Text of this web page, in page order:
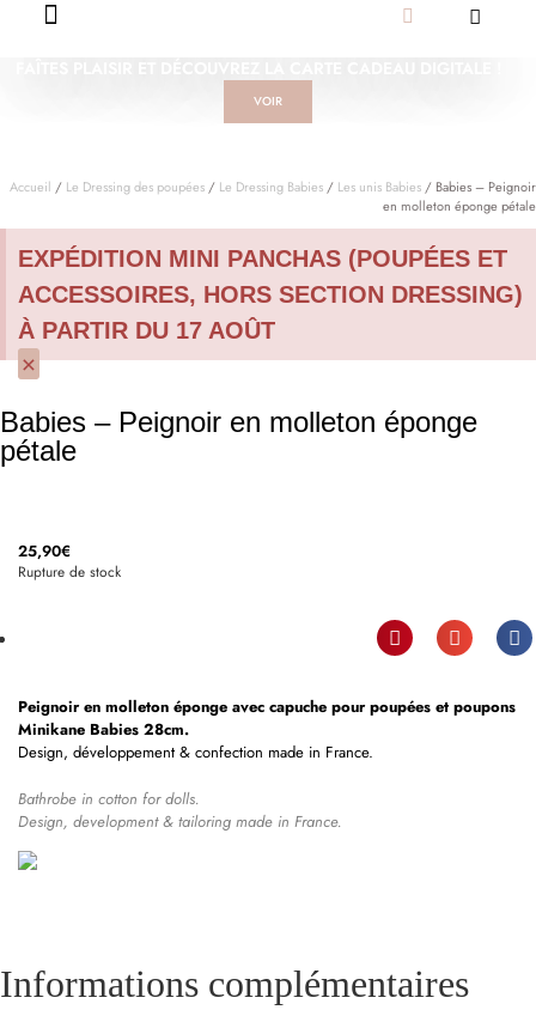
VOIR
Accueil / Le Dressing des poupées / Le Dressing Babies / Les unis Babies / Babies – Peignoir
en molleton éponge pétale
EXPÉDITION MINI PANCHAS (POUPÉES ET
ACCESSOIRES, HORS SECTION DRESSING)
À PARTIR DU 17 AOÛT
×
Babies – Peignoir en molleton éponge
pétale
25,90€
Rupture de stock
Peignoir en molleton éponge avec capuche pour poupées et poupons
Minikane Babies 28cm.
Design, développement & confection made in France.
Bathrobe in cotton for dolls.
Design, development & tailoring made in France.
Informations complémentaires